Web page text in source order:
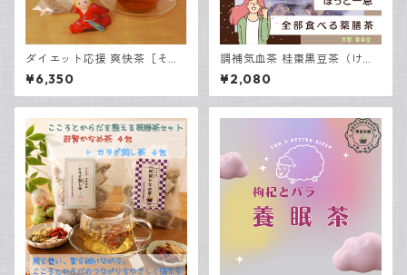
ダイエット応援 爽快茶［そう
かいちゃ］ 30包入
¥6,350
調補気血茶 桂棗黒豆茶（けい
そうくろまめちゃ）｜全部食
べる薬膳茶 7包入り
¥2,080